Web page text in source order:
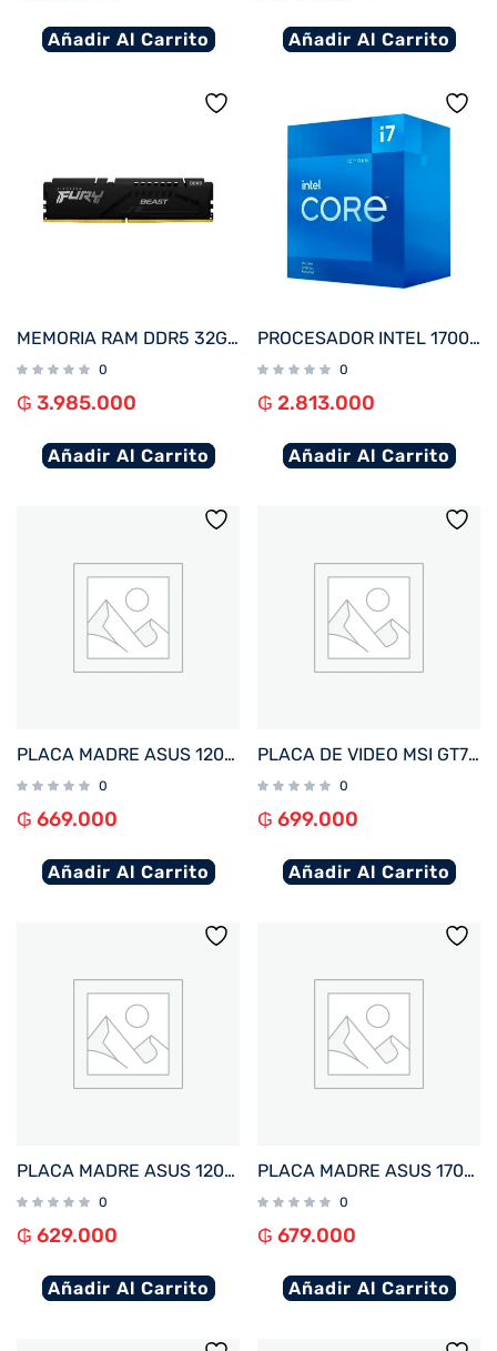
Añadir Al Carrito Añadir Al Carrito
MEMORIA RAM DDR5 32GB 5200 KINGSTON FURY BEAST BK KF552C40BB-32 XMP
0
₲ 3.985.000
Añadir Al Carrito
PROCESADOR INTEL 1700 CORE I7-12700F 2.7GHZ/25MB C/COOL BX8071512700F
0
₲ 2.813.000
Añadir Al Carrito
PLACA MADRE ASUS 1200 PRIME H510M-R R2.0 V/S/R/HDMI/DDR4/USB3.2/MATX
0
₲ 669.000
Añadir Al Carrito
PLACA DE VIDEO MSI GT710 2GB DDR3 GT710-2GD3-LP
0
₲ 699.000
Añadir Al Carrito
PLACA MADRE ASUS 1200 PRIME H510M-F R3.0 S/R/HDMI/M2/DDR4/USB3.2/MATX
0
₲ 629.000
Añadir Al Carrito
PLACA MADRE ASUS 1700 PRIME H610M-K D4-CSM V/S/R/HDMI/M2/USB3.2/MATX
0
₲ 679.000
Añadir Al Carrito